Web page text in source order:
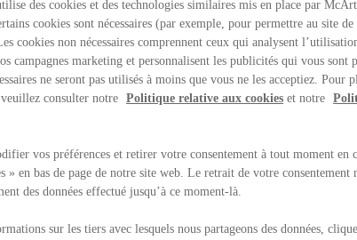
des cookies et des technologies similaires mis en place par
cookies sont nécessaires (par exemple, pour permettre au site
cookies non nécessaires comprennent ceux qui analysent
campagnes marketing et personnalisent les publicités qui vous sont
ne seront pas utilisés à moins que vous ne les acceptiez. Pour
consulter notre Politique relative aux cookies et notre
vos préférences et retirer votre consentement à tout moment en
» en bas de page de notre site web. Le retrait de votre consentement
des données effectué jusqu’à ce moment-là.
sur les tiers avec lesquels nous partageons des données,